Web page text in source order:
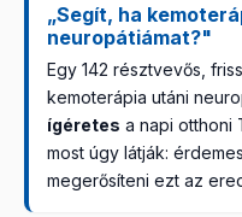
„Segít, ha
neuropátiámat?"
Egy 142 résztvevős,
kemoterápia utáni
ígéretes a napi otthoni
most úgy látják:
megerősíteni ezt az